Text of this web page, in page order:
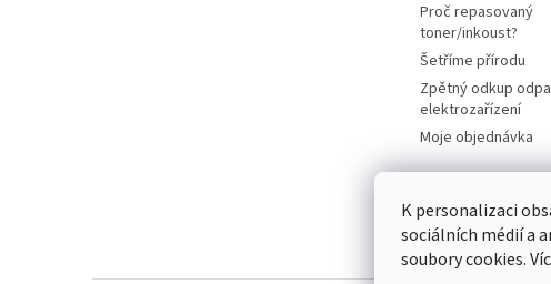
K personalizaci
sociálních médií a
soubory cookies.
Proč repasovaný
toner/inkoust?
Šetříme přírodu
Zpětný odkup
elektrozařízení
Moje objednávka